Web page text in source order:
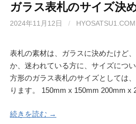
ガラス表札のサイズ決
2024年11月12日 / HYOSATSU1.COM
表札の素材は、ガラスに決めたけど
か、迷われている方に、サイズにつ
方形のガラス表札のサイズとしては
ります。 150mm x 150mm 200mm x
続きを読む →